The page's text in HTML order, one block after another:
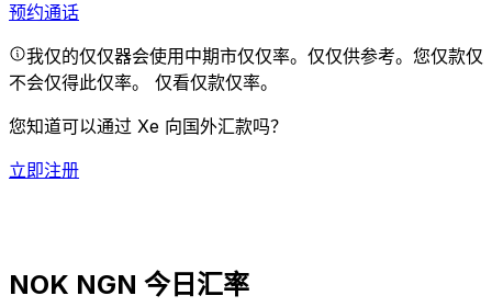
预约通话
我仅的仅仅器会使用中期市仅仅率。仅仅供参考。您仅款仅
不会仅得此仅率。 仅看仅款仅率。
您知道可以通过 Xe 向国外汇款吗？
立即注册
NOK NGN 今日汇率